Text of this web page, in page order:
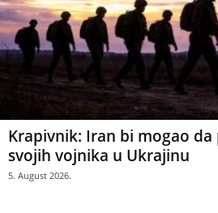
Krapivnik: Iran bi mogao da
svojih vojnika u Ukrajinu
5. August 2026.